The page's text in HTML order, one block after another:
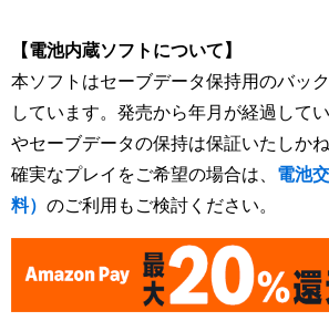
【電池内蔵ソフトについて】
本ソフトはセーブデータ保持用のバッ
しています。発売から年月が経過して
やセーブデータの保持は保証いたしかね
確実なプレイをご希望の場合は、 電池
料） のご利用もご検討ください。